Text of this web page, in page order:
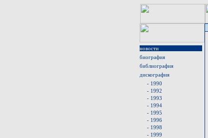
новости
биография
библиография
дискография
- 1990
- 1992
- 1993
- 1994
- 1995
- 1996
- 1998
- 1999